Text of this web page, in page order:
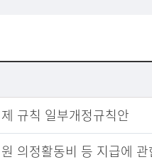
규칙 일부개정규칙안
의정활동비 등 지급에